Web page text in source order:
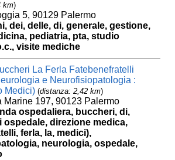
km)
5, 90129 Palermo
dei, delle, di, generale, gestione,
pediatria, pta, studio
visite mediche
La Ferla Fatebenefratelli
e Neurofisiopatologia :
Medici) (distanza: 2,42 km)
Marine 197, 90123 Palermo
ospedaliera, buccheri, di,
ospedale, direzione medica,
ferla, la, medici),
neurologia, ospedale,